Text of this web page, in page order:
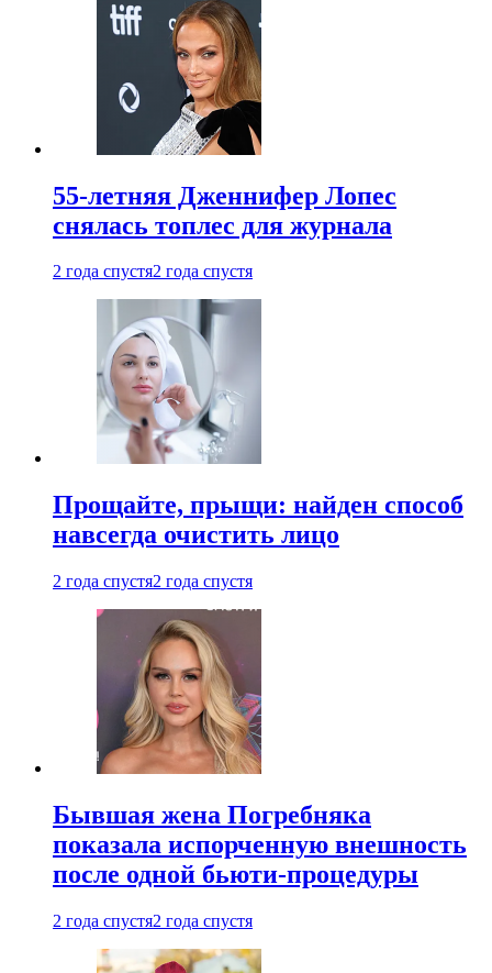
55-летняя Дженнифер Лопес
снялась топлес для журнала
2 года спустя2 года спустя
Прощайте, прыщи: найден способ
навсегда очистить лицо
2 года спустя2 года спустя
Бывшая жена Погребняка
показала испорченную внешность
после одной бьюти-процедуры
2 года спустя2 года спустя